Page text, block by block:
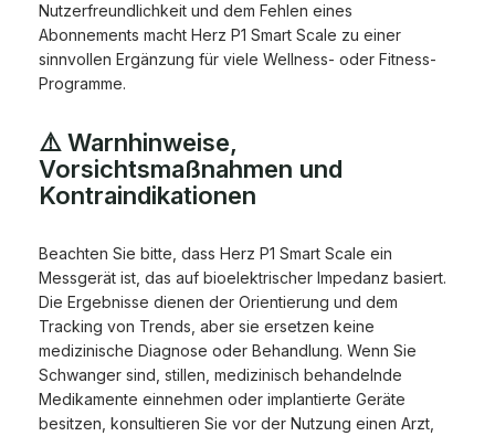
Nutzerfreundlichkeit und dem Fehlen eines
Abonnements macht Herz P1 Smart Scale zu einer
sinnvollen Ergänzung für viele Wellness- oder Fitness-
Programme.
⚠️ Warnhinweise,
Vorsichtsmaßnahmen und
Kontraindikationen
Beachten Sie bitte, dass Herz P1 Smart Scale ein
Messgerät ist, das auf bioelektrischer Impedanz basiert.
Die Ergebnisse dienen der Orientierung und dem
Tracking von Trends, aber sie ersetzen keine
medizinische Diagnose oder Behandlung. Wenn Sie
Schwanger sind, stillen, medizinisch behandelnde
Medikamente einnehmen oder implantierte Geräte
besitzen, konsultieren Sie vor der Nutzung einen Arzt,